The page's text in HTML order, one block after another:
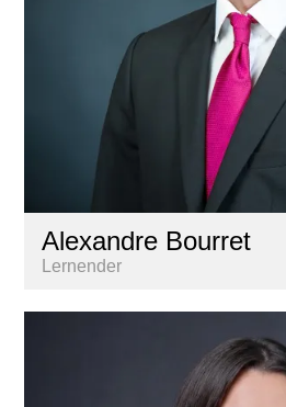
Alexandre Bourret
Lernender